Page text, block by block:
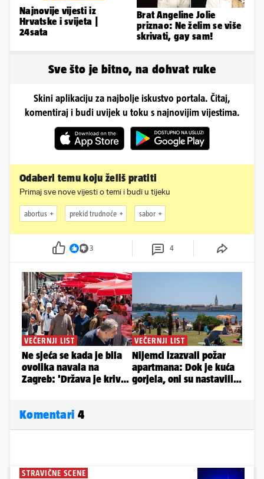
Najnovije vijesti iz
Hrvatske i svijeta |
24sata
Brat Angeline Jolie
priznao: Ne želim se više
skrivati, gay sam!
Sve što je bitno, na dohvat ruke
Skini aplikaciju za najbolje iskustvo portala. Čitaj,
komentiraj i budi uvijek u toku s najnovijim vijestima.
Odaberi temu koju želiš pratiti
Primaj sve nove vijesti o temi i budi u tijeku
abortus prekid trudnoće sabor
3 4
Komentari 4
STRAVIČNE SCENE